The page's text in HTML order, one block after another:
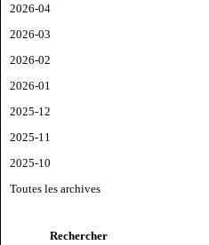
2026-04
2026-03
2026-02
2026-01
2025-12
2025-11
2025-10
Toutes les archives
Rechercher